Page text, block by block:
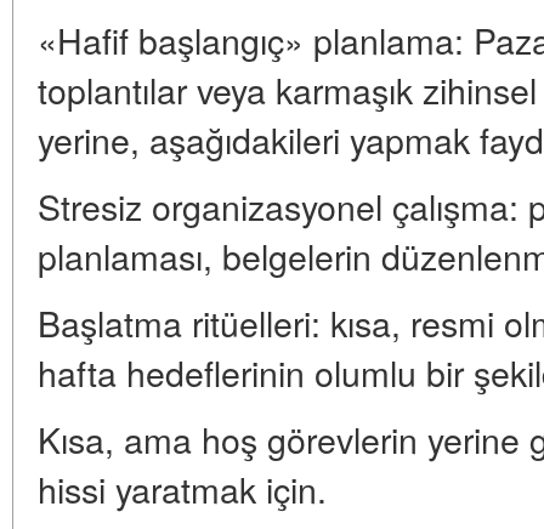
«Hafif başlangıç» planlama:
toplantılar veya karmaşık
yerine, aşağıdakileri yapmak
Stresiz organizasyonel
planlaması, belgelerin
Başlatma ritüelleri: kısa, resmi
hafta hedeflerinin olumlu bir
Kısa, ama hoş görevlerin yerine
hissi yaratmak için.